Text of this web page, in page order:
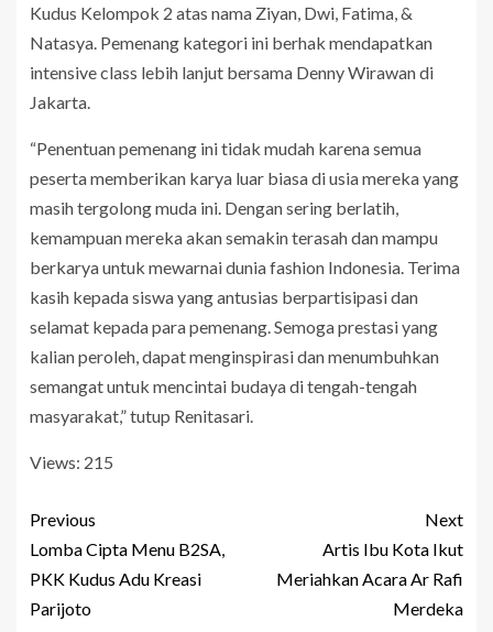
Kudus Kelompok 2 atas nama Ziyan, Dwi, Fatima, &
Natasya. Pemenang kategori ini berhak mendapatkan
intensive class lebih lanjut bersama Denny Wirawan di
Jakarta.
“Penentuan pemenang ini tidak mudah karena semua
peserta memberikan karya luar biasa di usia mereka yang
masih tergolong muda ini. Dengan sering berlatih,
kemampuan mereka akan semakin terasah dan mampu
berkarya untuk mewarnai dunia fashion Indonesia. Terima
kasih kepada siswa yang antusias berpartisipasi dan
selamat kepada para pemenang. Semoga prestasi yang
kalian peroleh, dapat menginspirasi dan menumbuhkan
semangat untuk mencintai budaya di tengah-tengah
masyarakat,” tutup Renitasari.
Views: 215
Previous
Lomba Cipta Menu B2SA,
PKK Kudus Adu Kreasi
Parijoto
Next
Artis Ibu Kota Ikut
Meriahkan Acara Ar Rafi
Merdeka